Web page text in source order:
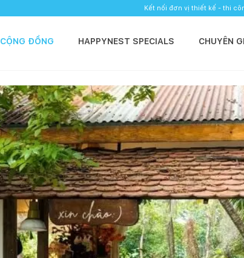
Kết nối đơn vị thiết kế - thi
CỘNG ĐỒNG HAPPYNEST SPECIALS CHUYÊN